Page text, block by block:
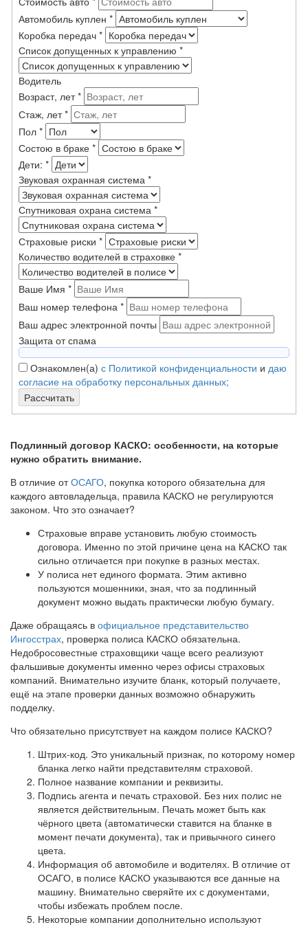
Автомобиль куплен *
Коробка передач *
Список допущенных к управлению *
Водитель
Возраст, лет*
Стаж, лет*
Пол *
Состою в браке *
Дети: *
Звуковая охранная система *
Спутниковая охрана система *
Страховые риски *
Количество водителей в страховке *
Ваше Имя *
Ваш номер телефона *
Ваш адрес электронной почты
Защита от спама
Ознакомлен(а) с Политикой конфиденциальности и даю
согласие на обработку персональных данных;
Рассчитать
Подлинный договор КАСКО: особенности, на которые
нужно обратить внимание.
В отличие отОСАГО, покупка которого обязательна для
каждого автовладельца, правила КАСКО не регулируются
законом. Что это означает?
Страховые вправе установить любую стоимость
договора. Именно по этой причине цена на КАСКО так
сильно отличается при покупке в разных местах.
У полиса нет единого формата. Этим активно
пользуются мошенники, зная, что за подлинный
документ можно выдать практически любую бумагу.
Даже обращаясь в официальное представительство
Ингосстрах, проверка полиса КАСКО обязательна.
Недобросовестные страховщики чаще всего реализуют
фальшивые документы именно через офисы страховых
компаний. Внимательно изучите бланк, который получаете,
ещё на этапе проверки данных возможно обнаружить
подделку.
Что обязательно присутствует на каждом полисе КАСКО?
Штрих-код. Это уникальный признак, по которому номер
бланка легко найти представителям страховой.
Полное название компании и реквизиты.
Подпись агента и печать страховой. Без них полис не
является действительным. Печать может быть как
чёрного цвета (автоматически ставится на бланке в
момент печати документа), так и привычного синего
цвета.
Информация об автомобиле и водителях. В отличие от
ОСАГО, в полисе КАСКО указываются все данные на
машину. Внимательно сверяйте их с документами,
чтобы избежать проблем после.
Некоторые компании дополнительно используют